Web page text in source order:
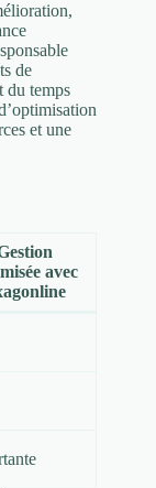
de
du temps
et une
avec